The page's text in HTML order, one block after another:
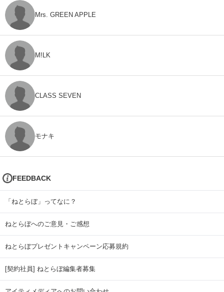
Mrs. GREEN APPLE
M!LK
CLASS SEVEN
モナキ
FEEDBACK
「ねとらぼ」ってなに？
ねとらぼへのご意見・ご感想
ねとらぼプレゼントキャンペーン応募規約
[契約社員] ねとらぼ編集者募集